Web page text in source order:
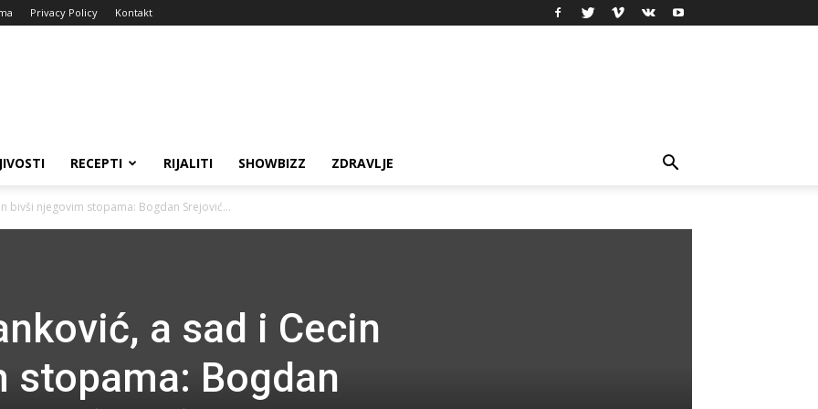
Privacy Policy Kontakt
RECEPTI RIJALITI SHOWBIZZ ZDRAVLJE
bivši njegovim stopama: Bogdan Srejović...
a sad i Cecin
Bogdan